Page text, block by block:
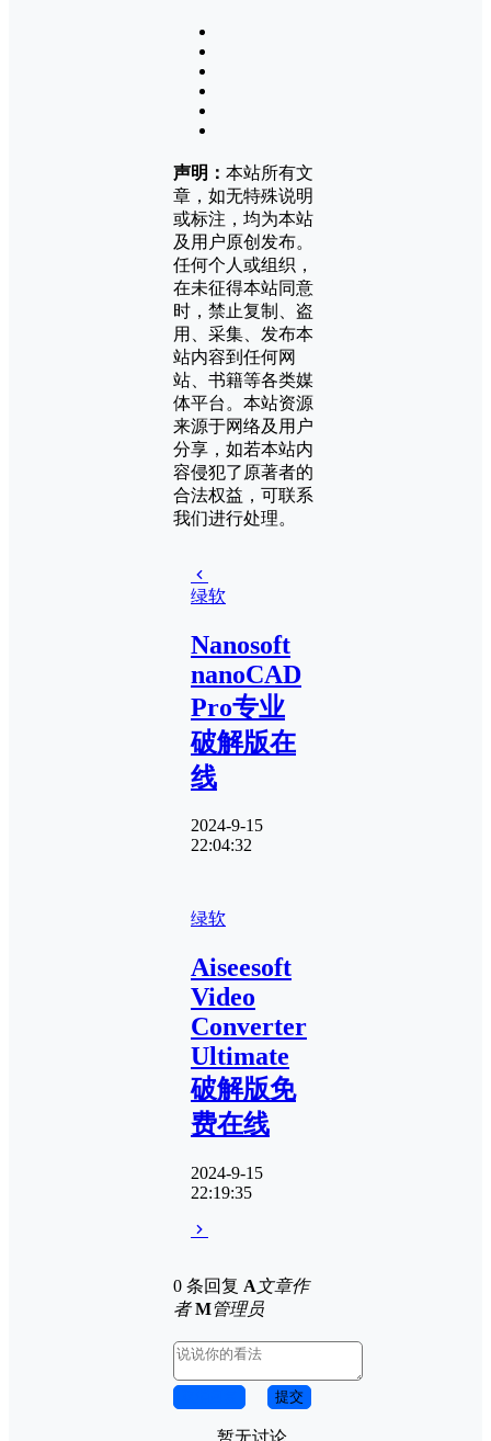
声明： 本站所有文
章，如无特殊说明
或标注，均为本站
及用户原创发布。
任何个人或组织，
在未征得本站同意
时，禁止复制、盗
用、采集、发布本
站内容到任何网
站、书籍等各类媒
体平台。本站资源
来源于网络及用户
分享，如若本站内
容侵犯了原著者的
合法权益，可联系
我们进行处理。
绿软
Nanosoft
nanoCAD
Pro专业
破解版在
线
2024-9-15
22:04:32
绿软
Aiseesoft
Video
Converter
Ultimate
破解版免
费在线
2024-9-15
22:19:35
0 条回复 A文章作
者 M管理员
提交